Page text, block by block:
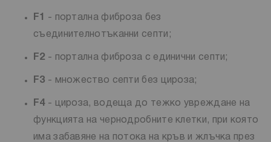
F1
- портална фиброза без
съединителнотъканни септи;
F2 - портална фиброза с единични септи;
F3 - множество септи без цироза;
F4- цироза, водеща до тежко увреждане на
функцията на чернодробните клетки, при която
има забавяне на потока на кръв и жлъчка през